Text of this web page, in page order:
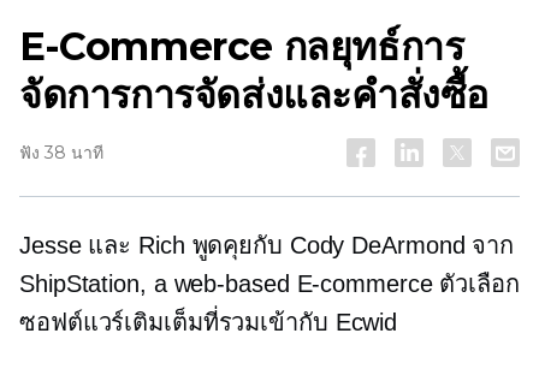
E-Commerce กลยุทธ์การ
จัดการการจัดส่งและคำสั่งซื้อ
ฟัง 38 นาที
Jesse และ Rich พูดคุยกับ Cody DeArmond จาก
ShipStation, a web-based E-commerceตัวเลือก
ซอฟต์แวร์เติมเต็มที่รวมเข้ากับ Ecwid